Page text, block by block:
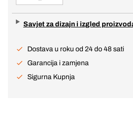
Savjet za dizajn i izgled
Dostava u roku od 24 do 48 sati
Garancija i zamjena
Sigurna Kupnja